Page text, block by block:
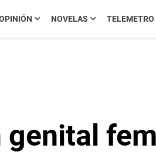
NOVELAS TELEMETRO
genital